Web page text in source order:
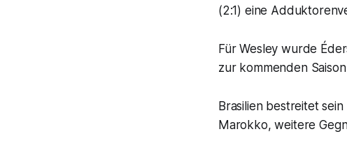
(2:1) eine
Für Wesley wurde
zur kommenden
Brasilien bestreitet
Marokko, weitere